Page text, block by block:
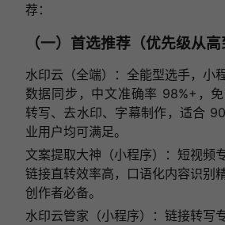
荐：
（一）首选推荐（优先级从高
水印云（全端）：全能型选手，小
数据同步，中文准确率 98%+，
转写、去水印、字幕制作，适合
业用户均可满足。
文案提取大神（小程序）：短视频
链接直转效率高，口语化内容识别
创作者必备。
水印云管家（小程序）：链接转写